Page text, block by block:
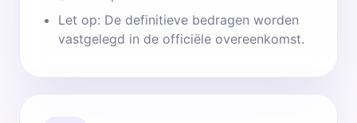
Let op: De definitieve bedragen worden
vastgelegd in de officiële overeenkomst.